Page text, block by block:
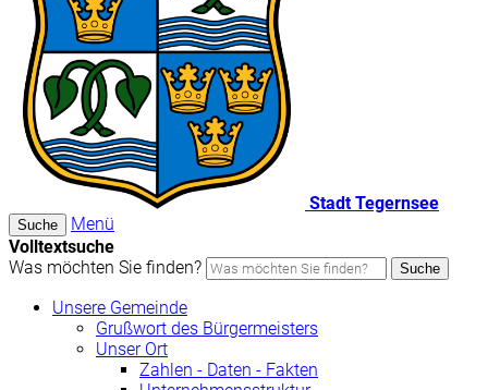
Stadt Tegernsee
Suche
Menü
Volltextsuche
Was möchten Sie finden?
Suche
Unsere Gemeinde
Grußwort des Bürgermeisters
Unser Ort
Zahlen - Daten - Fakten